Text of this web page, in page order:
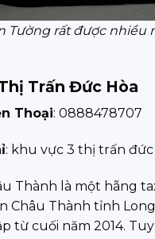
Tường rất được nhiều
Trấn Đức Hòa
Thoại: 0888478707
: khu vực 3 thị trấn
Thành là một hãng
Châu Thành tỉnh
từ cuối năm 2014.